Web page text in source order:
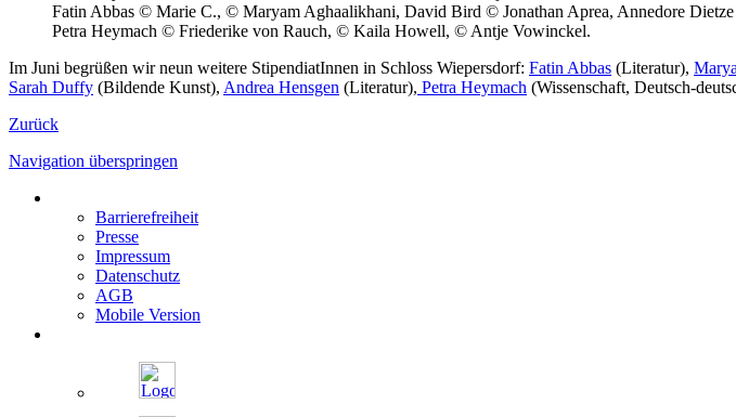
Fatin Abbas © Marie C., © Maryam Aghaalikhani, David Bird © Jonathan Aprea, Annedore
Petra Heymach © Friederike von Rauch, © Kaila Howell, © Antje Vowinckel.
Im Juni begrüßen wir neun weitere StipendiatInnen in Schloss Wiepersdorf: Fatin Abbas (Literatur),
Sarah Duffy (Bildende Kunst), Andrea Hensgen (Literatur), Petra Heymach (Wissenschaft, Deutsch-
Zurück
Navigation überspringen
Barrierefreiheit
Presse
Impressum
Datenschutz
AGB
Mobile Version